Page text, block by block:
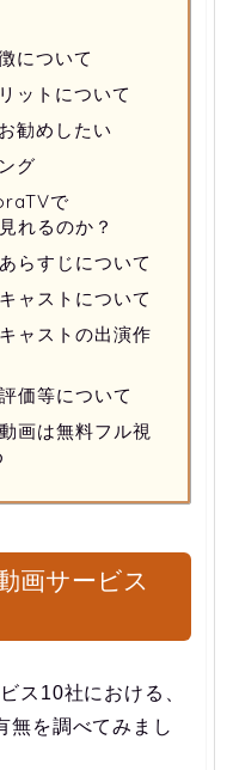
について
ットについて
勧めしたい
グ
で
れるのか？
らすじについて
ャストについて
ャストの出演作
価等について
画は無料フル視
画サービス
ス10社における、
無を調べてみまし